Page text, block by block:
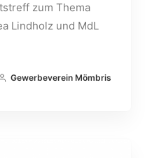
zum Thema
Lindholz und MdL
Gewerbeverein Mömbris